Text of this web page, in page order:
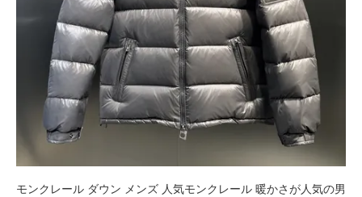
モンクレール ダウン メンズ 人気モンクレール 暖かさが人気の男